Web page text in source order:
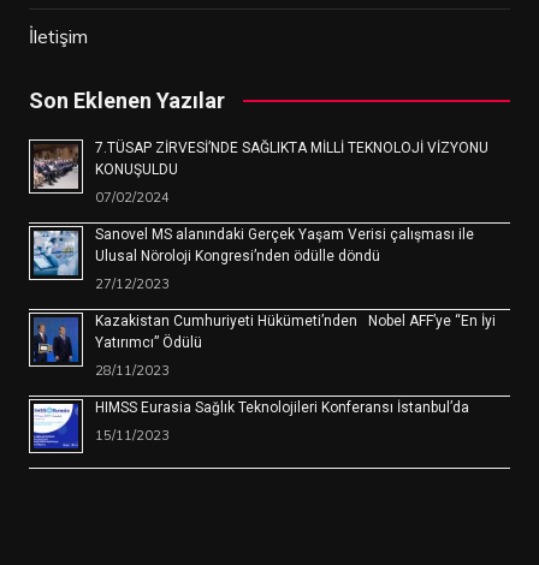
İletişim
Son Eklenen Yazılar
7.TÜSAP ZİRVESİ’NDE SAĞLIKTA MİLLİ TEKNOLOJİ VİZYONU
KONUŞULDU
07/02/2024
Sanovel MS alanındaki Gerçek Yaşam Verisi çalışması ile
Ulusal Nöroloji Kongresi’nden ödülle döndü
27/12/2023
Kazakistan Cumhuriyeti Hükümeti’nden Nobel AFF’ye “En İyi
Yatırımcı” Ödülü
28/11/2023
HIMSS Eurasia Sağlık Teknolojileri Konferansı İstanbul’da
15/11/2023